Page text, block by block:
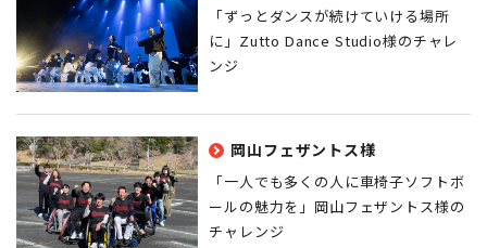
「ずっとダンスが続けていける場所
に」Zutto Dance Studio様のチャレ
ンジ
岡山フェザントス様
「一人でも多くの人に車椅子ソフトボ
ールの魅力を」岡山フェザントス様の
チャレンジ